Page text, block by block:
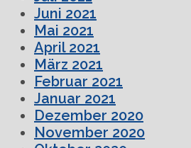
Juni 2021
Mai 2021
April 2021
März 2021
Februar 2021
Januar 2021
Dezember 2020
November 2020